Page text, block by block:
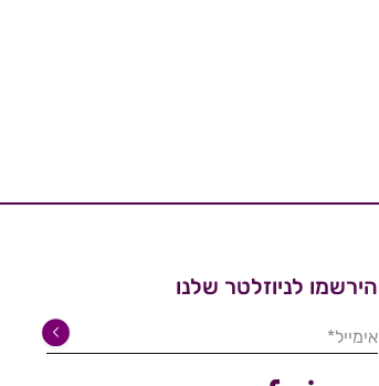
הירשמו לניוזלטר שלנו
אימייל*